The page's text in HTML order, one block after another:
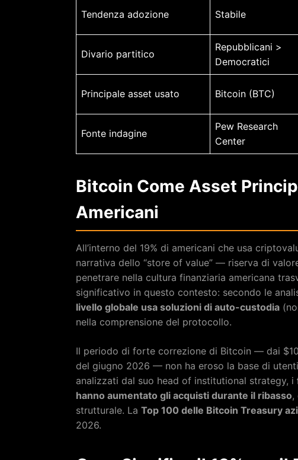
Tendenza adozione Stabile
Divario partitico
Repubblicani >
Democratici
Principale asset usato Bitcoin (BTC)
Fonte indagine
Pew Research
Center
Bitcoin Come Asset
Americani
All’interno del 19% di americani che usa
narrativa dello “store of value” — riserva di
penetrare nella cultura finanziaria americana
significativo in questo contesto: secondo le
livello globale usa soluzioni di auto-custodia
nella comprensione del protocollo.
Il periodo di forte correzione di Bitcoin — dai
del giugno 2026 — non ha eroso la base di
analizzati dal suo head of institutional strategy, i
hanno aumentato gli acquisti durante il ribasso,
strutturale. La Top 100 delle Bitcoin Treasury
2026.